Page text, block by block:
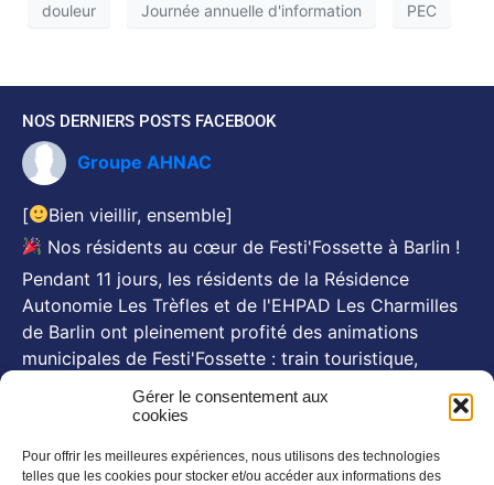
Gérer le consentement aux
cookies
Pour offrir les meilleures expériences, nous utilisons des technologies
telles que les cookies pour stocker et/ou accéder aux informations des
douleur Journée annuelle d'information PEC
NOS DERNIERS POSTS FACEBOOK
Groupe AHNAC
[
Bien vieillir, ensemble]
Nos résidents au cœur de Festi'Fossette à Barlin !
Pendant 11 jours, les résidents de la Résidence
Autonomie Les Trèfles et de l'EHPAD Les Charmilles
de Barlin ont pleinement profité des animations
municipales de Festi'Fossette : train touristique,
festif du 26 juillet animé par Michel Pruvot, aux côtés
Photo